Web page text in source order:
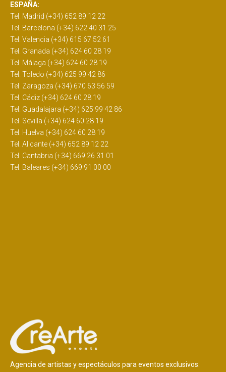
ESPAÑA:
Tel. Madrid (+34) 652 89 12 22
Tel. Barcelona (+34) 622 40 31 25
Tel. Valencia (+34) 615 67 52 61
Tel. Granada (+34) 624 60 28 19
Tel. Málaga (+34) 624 60 28 19
Tel. Toledo (+34) 625 99 42 86
Tel. Zaragoza (+34) 670 63 56 59
Tel. Cádiz (+34) 624 60 28 19
Tel. Guadalajara (+34) 625 99 42 86
Tel. Sevilla (+34) 624 60 28 19
Tel. Huelva (+34) 624 60 28 19
Tel. Alicante (+34) 652 89 12 22
Tel. Cantabria (+34) 669 26 31 01
Tel. Baleares (+34) 669 91 00 00
Agencia de artistas y espectáculos para eventos exclusivos.